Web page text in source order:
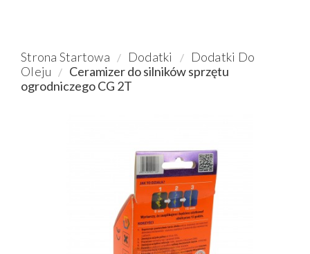
Strona Startowa Dodatki
Dodatki Do
Oleju
Ceramizer do silników sprzętu
ogrodniczego CG 2T